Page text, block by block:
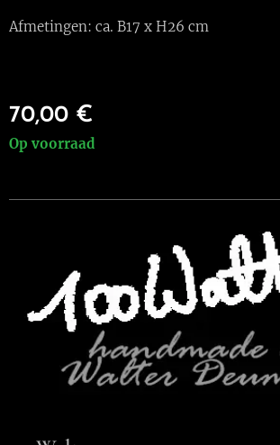
Afmetingen: ca. B17 x H26 cm
70,00 €
Op voorraad